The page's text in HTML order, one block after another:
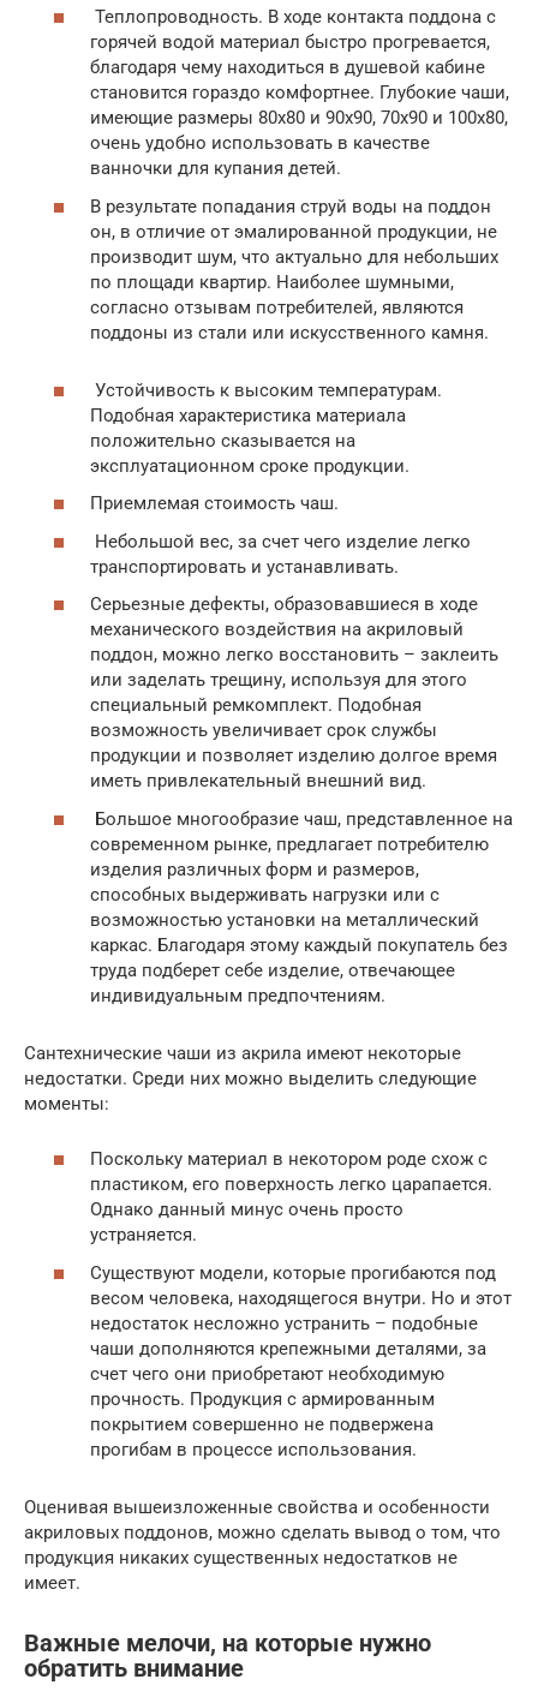
Теплопроводность. В ходе контакта поддона с
горячей водой материал быстро прогревается,
благодаря чему находиться в душевой кабине
становится гораздо комфортнее. Глубокие чаши,
имеющие размеры 80х80 и 90х90, 70х90 и 100х80,
очень удобно использовать в качестве
ванночки для купания детей.
В результате попадания струй воды на поддон
он, в отличие от эмалированной продукции, не
производит шум, что актуально для небольших
по площади квартир. Наиболее шумными,
согласно отзывам потребителей, являются
поддоны из стали или искусственного камня.
Устойчивость к высоким температурам.
Подобная характеристика материала
положительно сказывается на
эксплуатационном сроке продукции.
Приемлемая стоимость чаш.
Небольшой вес, за счет чего изделие легко
транспортировать и устанавливать.
Серьезные дефекты, образовавшиеся в ходе
механического воздействия на акриловый
поддон, можно легко восстановить – заклеить
или заделать трещину, используя для этого
специальный ремкомплект. Подобная
возможность увеличивает срок службы
продукции и позволяет изделию долгое время
иметь привлекательный внешний вид.
Большое многообразие чаш, представленное на
современном рынке, предлагает потребителю
изделия различных форм и размеров,
способных выдерживать нагрузки или с
возможностью установки на металлический
каркас. Благодаря этому каждый покупатель без
труда подберет себе изделие, отвечающее
индивидуальным предпочтениям.
Сантехнические чаши из акрила имеют некоторые
недостатки. Среди них можно выделить следующие
моменты:
Поскольку материал в некотором роде схож с
пластиком, его поверхность легко царапается.
Однако данный минус очень просто
устраняется.
Существуют модели, которые прогибаются под
весом человека, находящегося внутри. Но и этот
недостаток несложно устранить – подобные
чаши дополняются крепежными деталями, за
счет чего они приобретают необходимую
прочность. Продукция с армированным
покрытием совершенно не подвержена
прогибам в процессе использования.
Оценивая вышеизложенные свойства и особенности
акриловых поддонов, можно сделать вывод о том, что
продукция никаких существенных недостатков не
имеет.
Важные мелочи, на которые нужно
обратить внимание